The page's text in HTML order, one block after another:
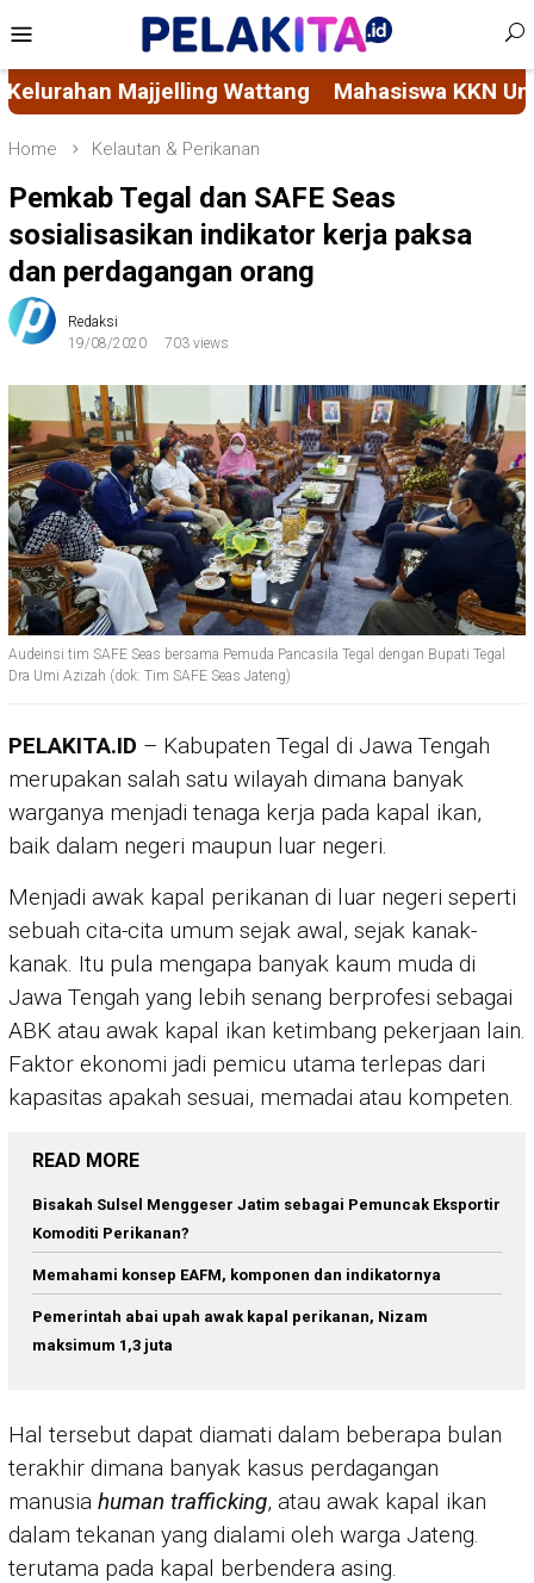
to
contentMenu
KKN Unhas Permudah Akses Layanan Sosial
Home Kelautan & Perikanan
Pemkab Tegal dan SAFE Seas
sosialisasikan indikator kerja paksa
dan perdagangan orang
Redaksi
19/08/2020
703 views
Audeinsi tim SAFE Seas bersama Pemuda Pancasila Tegal dengan Bupati Tegal
Dra Umi Azizah (dok: Tim SAFE Seas Jateng)
PELAKITA.ID – Kabupaten Tegal di Jawa Tengah
merupakan salah satu wilayah dimana banyak
warganya menjadi tenaga kerja pada kapal ikan,
baik dalam negeri maupun luar negeri.
Menjadi awak kapal perikanan di luar negeri seperti
sebuah cita-cita umum sejak awal, sejak kanak-
kanak. Itu pula mengapa banyak kaum muda di
Jawa Tengah yang lebih senang berprofesi sebagai
ABK atau awak kapal ikan ketimbang pekerjaan lain.
Faktor ekonomi jadi pemicu utama terlepas dari
kapasitas apakah sesuai, memadai atau kompeten.
READ MORE
Bisakah Sulsel Menggeser Jatim sebagai Pemuncak Eksportir
Komoditi Perikanan?
Memahami konsep EAFM, komponen dan indikatornya
Pemerintah abai upah awak kapal perikanan, Nizam
maksimum 1,3 juta
Hal tersebut dapat diamati dalam beberapa bulan
terakhir dimana banyak kasus perdagangan
manusia human trafficking, atau awak kapal ikan
dalam tekanan yang dialami oleh warga Jateng.
terutama pada kapal berbendera asing.